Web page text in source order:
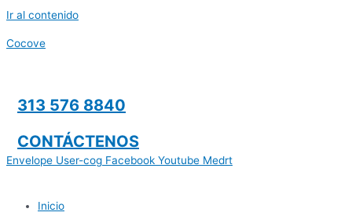
Ir al contenido
Cocove
313 576 8840
CONTÁCTENOS
Envelope User-cog Facebook Youtube Medrt
Inicio